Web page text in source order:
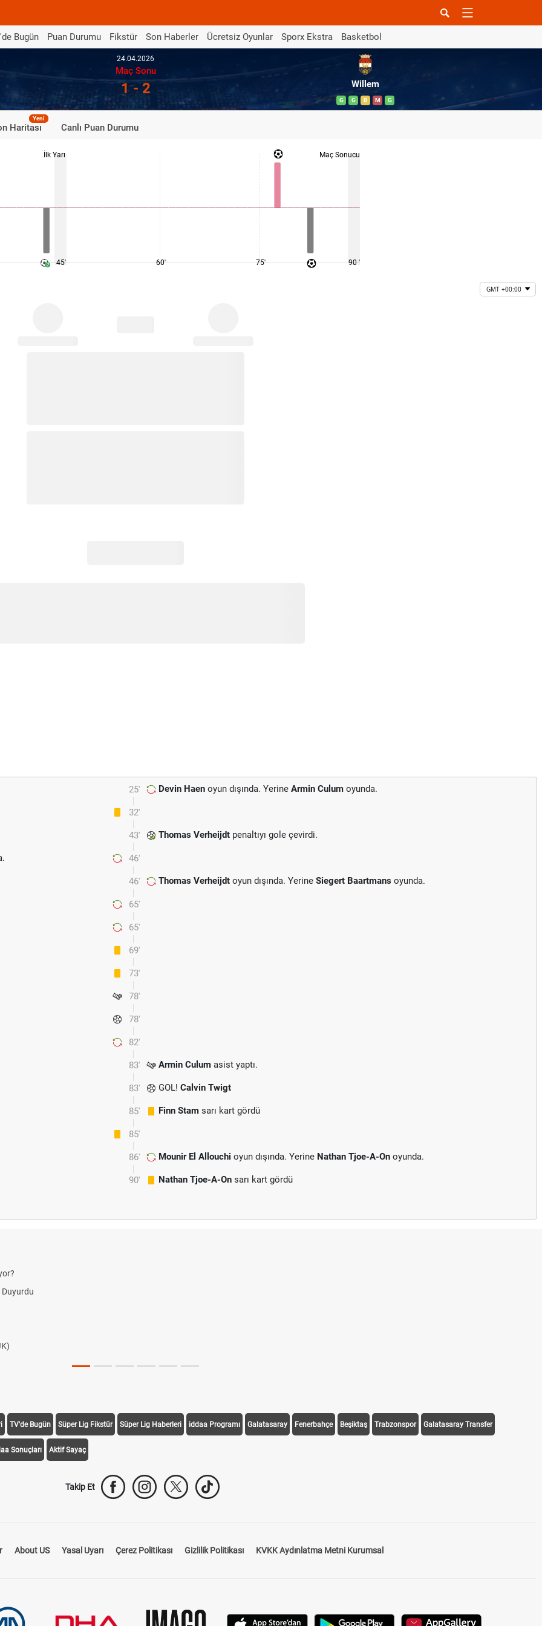
Bugün Puan Durumu Fikstür Son Haberler Ücretsiz Oyunlar Sporx Ekstra Basketbol
24.04.2026
Maç Sonu
1 - 2 Willem
G G B M G
Haritası
Yeni
Canlı Puan Durumu
İlk Yarı
45' 60' 75'
Maç Sonucu
90 '
GMT +00:00
25' Devin Haen oyun dışında. Yerine Armin Culum oyunda.
32'
43' Thomas Verheijdt penaltıyı gole çevirdi.
46'
46' Thomas Verheijdt oyun dışında. Yerine Siegert Baartmans oyunda.
65'
65'
69'
73'
78'
78'
82'
83' Armin Culum asist yaptı.
83' GOL! Calvin Twigt
85' Finn Stam sarı kart gördü
85'
86' Mounir El Allouchi oyun dışında. Yerine Nathan Tjoe-A-On oyunda.
90' Nathan Tjoe-A-On sarı kart gördü
TV'de Bugün Süper Lig Fikstür Süper Lig Haberleri iddaa Programı Galatasaray Fenerbahçe Beşiktaş Trabzonspor Galatasaray Transfer
Sonuçları Aktif Sayaç
Takip Et
About US Yasal Uyarı Çerez Politikası Gizlilik Politikası KVKK Aydınlatma Metni Kurumsal